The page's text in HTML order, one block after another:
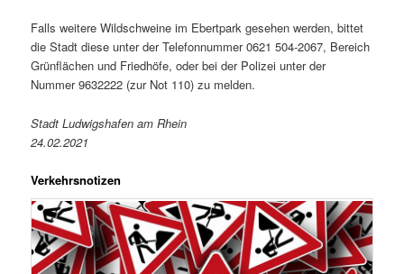
Falls weitere Wildschweine im Ebertpark gesehen werden, bittet
die Stadt diese unter der Telefonnummer 0621 504-2067, Bereich
Grünflächen und Friedhöfe, oder bei der Polizei unter der
Nummer 9632222 (zur Not 110) zu melden.
Stadt Ludwigshafen am Rhein
24.02.2021
Verkehrsnotizen